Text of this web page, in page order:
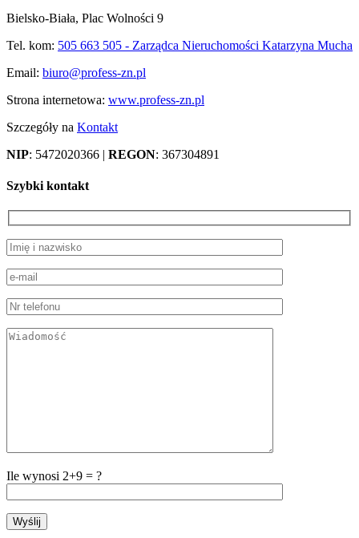
Bielsko-Biała, Plac Wolności 9
Tel. kom: 505 663 505 - Zarządca Nieruchomości Katarzyna Mucha
Email: biuro@profess-zn.pl
Strona internetowa: www.profess-zn.pl
Szczegóły na Kontakt
NIP: 5472020366 | REGON: 367304891
Szybki kontakt
Ile wynosi 2+9 = ?